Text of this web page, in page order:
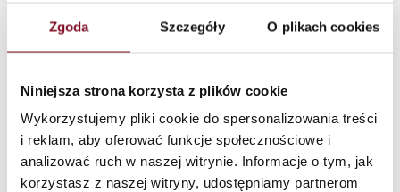
Zgoda Szczegóły O plikach cookies
Niniejsza strona korzysta z plików cookie
Wykorzystujemy pliki cookie do spersonalizowania treści
i reklam, aby oferować funkcje społecznościowe i
analizować ruch w naszej witrynie. Informacje o tym, jak
korzystasz z naszej witryny, udostępniamy partnerom
by preventing
cookie is essential
the website and
visitor.
wf-
komsta.pl Ensures visitor
Sesyjn